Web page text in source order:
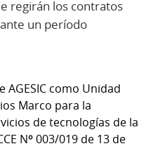
regirán los contratos
un período
como Unidad
Marco para la
de tecnologías de la
Nº 003/019 de 13 de